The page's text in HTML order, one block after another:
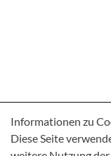
Informationen zu
Diese Seite